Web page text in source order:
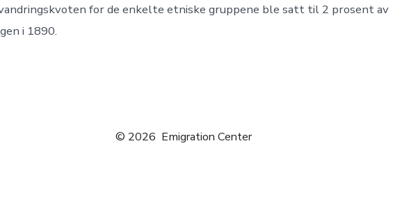
for de enkelte etniske gruppene ble satt til 2 prosent av
i 1890.
© 2026 Emigration Center